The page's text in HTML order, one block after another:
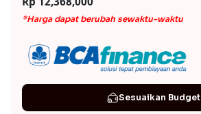
*Harga dapat berubah sewaktu-waktu
Sesuaikan Budget